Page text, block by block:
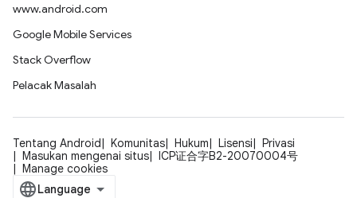
www.android.com
Google Mobile Services
Stack Overflow
Pelacak Masalah
Tentang Android Komunitas Hukum Lisensi
Privasi
Masukan mengenai situs
ICP证合字B2-20070004号
Manage cookies